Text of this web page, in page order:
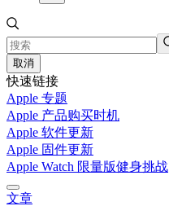
取消
快速链接
Apple 专题
Apple 产品购买时机
Apple 软件更新
Apple 固件更新
Apple Watch 限量版健身挑战
文章